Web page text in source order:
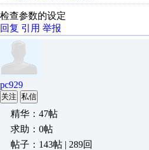
检查参数的设定
回复 引用 举报
pc929
关注 私信
精华：47帖
求助：0帖
帖子：143帖 | 289回